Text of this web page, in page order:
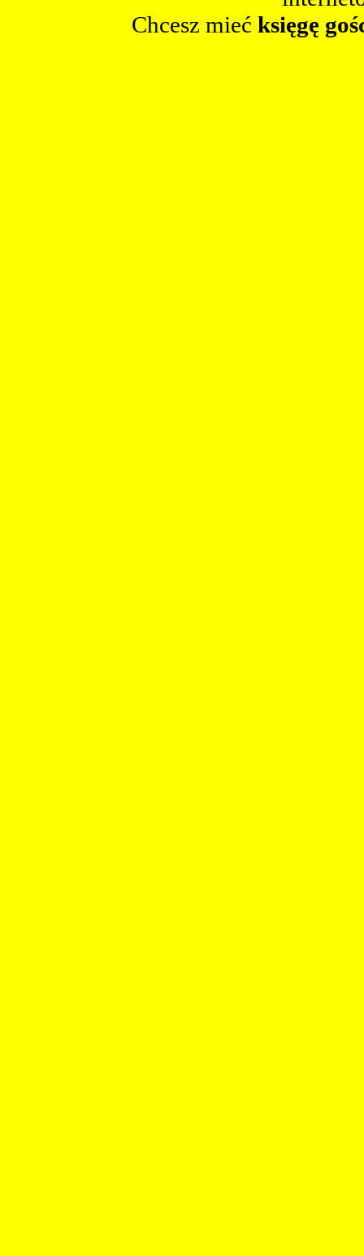
Chcesz mieć księgę